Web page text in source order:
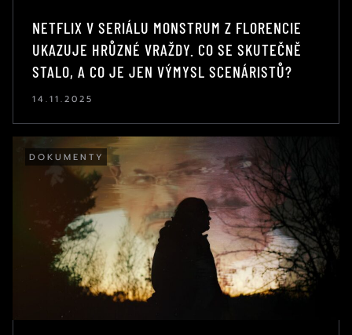
NETFLIX V SERIÁLU MONSTRUM Z FLORENCIE
UKAZUJE HRŮZNÉ VRAŽDY. CO SE SKUTEČNĚ
STALO, A CO JE JEN VÝMYSL SCENÁRISTŮ?
14.11.2025
DOKUMENTY